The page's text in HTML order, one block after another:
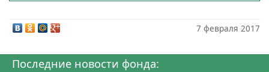
7 февраля 2017
Последние новости фонда: